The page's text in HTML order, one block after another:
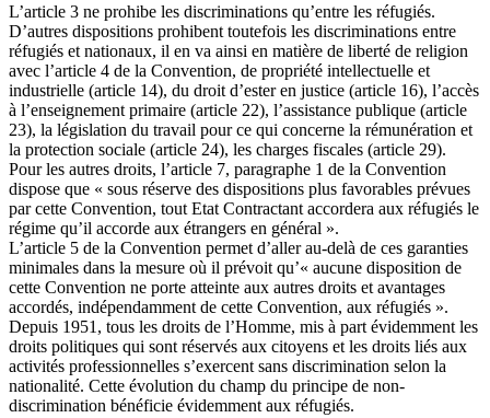
L’article 3 ne prohibe les discriminations qu’entre les réfugiés.
D’autres dispositions prohibent toutefois les discriminations entre
réfugiés et nationaux, il en va ainsi en matière de liberté de religion
avec l’article 4 de la Convention, de propriété intellectuelle et
industrielle (article 14), du droit d’ester en justice (article 16), l’accès
à l’enseignement primaire (article 22), l’assistance publique (article
23), la législation du travail pour ce qui concerne la rémunération et
la protection sociale (article 24), les charges fiscales (article 29).
Pour les autres droits, l’article 7, paragraphe 1 de la Convention
dispose que « sous réserve des dispositions plus favorables prévues
par cette Convention, tout Etat Contractant accordera aux réfugiés le
régime qu’il accorde aux étrangers en général ».
L’article 5 de la Convention permet d’aller au-delà de ces garanties
minimales dans la mesure où il prévoit qu’« aucune disposition de
cette Convention ne porte atteinte aux autres droits et avantages
accordés, indépendamment de cette Convention, aux réfugiés ».
Depuis 1951, tous les droits de l’Homme, mis à part évidemment les
droits politiques qui sont réservés aux citoyens et les droits liés aux
activités professionnelles s’exercent sans discrimination selon la
nationalité. Cette évolution du champ du principe de non-
discrimination bénéficie évidemment aux réfugiés.